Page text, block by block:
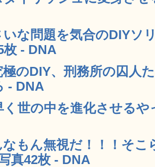
いな問題を気合のDIYソ
枚 - DNA
のDIY、刑務所の囚人
- DNA
世の中を進化させるや
もん無視だ！！！そこ
真42枚 - DNA